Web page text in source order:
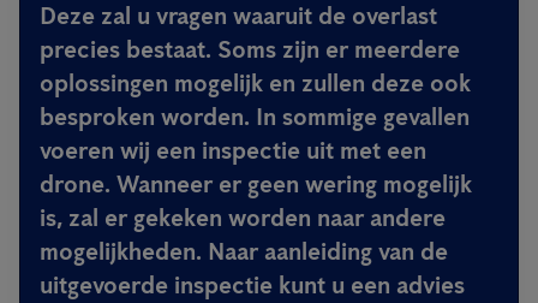
Deze zal u vragen waaruit de overlast
precies bestaat. Soms zijn er meerdere
oplossingen mogelijk en zullen deze ook
besproken worden. In sommige gevallen
voeren wij een inspectie uit met een
drone. Wanneer er geen wering mogelijk
is, zal er gekeken worden naar andere
mogelijkheden. Naar aanleiding van de
uitgevoerde inspectie kunt u een advies